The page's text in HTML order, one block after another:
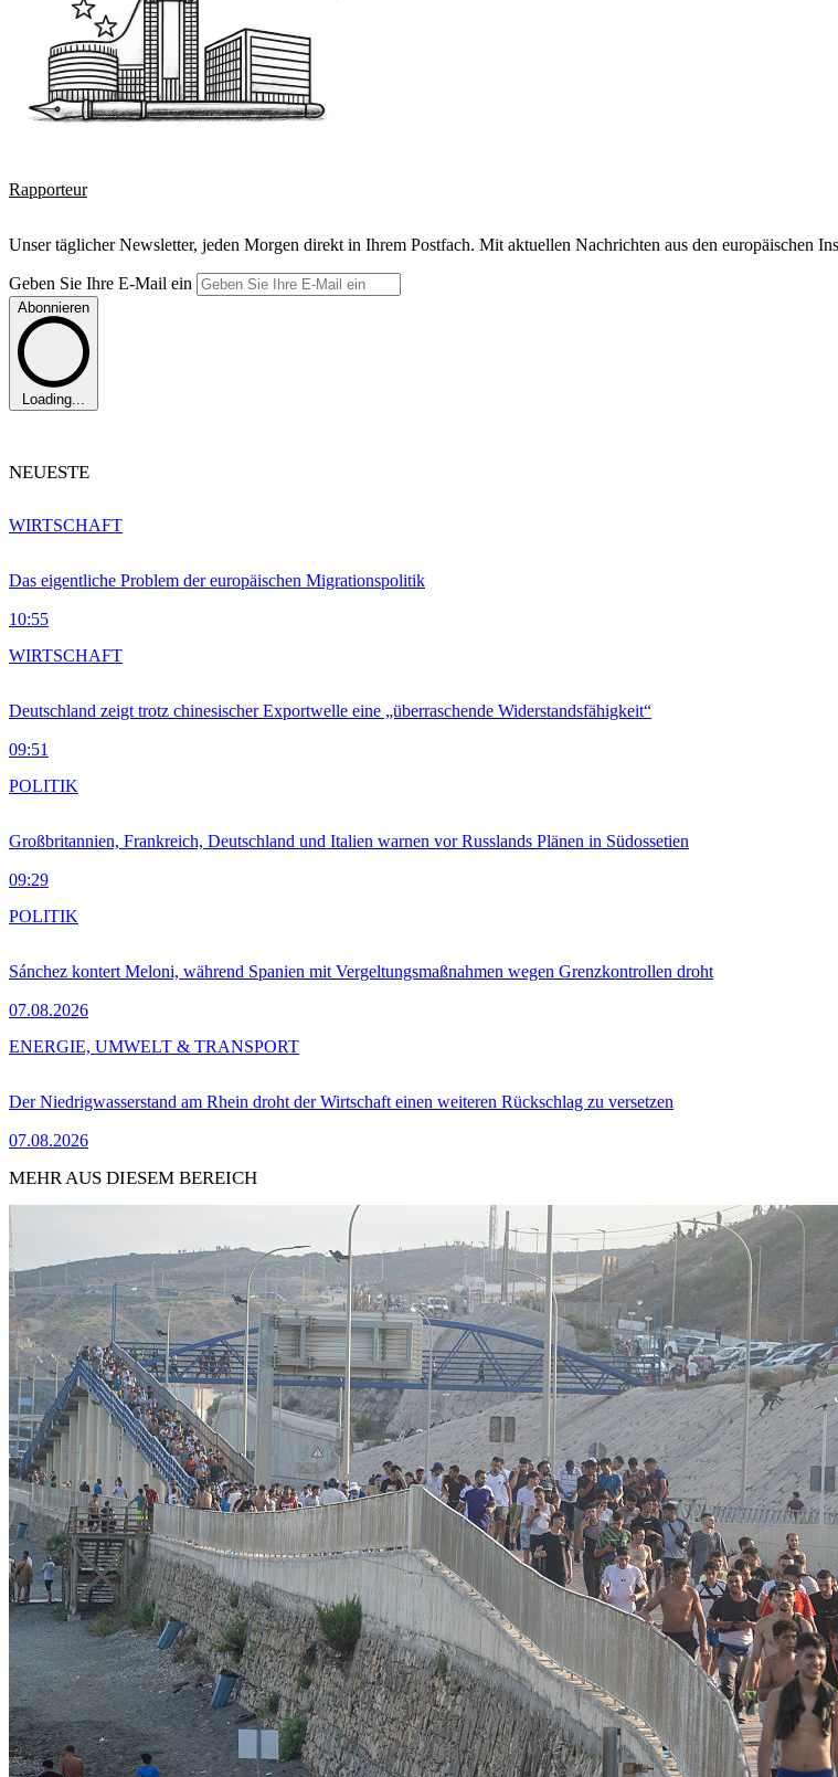
Rapporteur
Unser täglicher Newsletter, jeden Morgen direkt in Ihrem Postfach. Mit aktuellen Nachrichten aus den europäischen
Geben Sie Ihre E-Mail ein
Abonnieren
Loading...
NEUESTE
Das eigentliche Problem der europäischen Migrationspolitik
10:55
WIRTSCHAFT
Deutschland zeigt trotz chinesischer Exportwelle eine „überraschende Widerstandsfähigkeit“
09:51
WIRTSCHAFT
Großbritannien, Frankreich, Deutschland und Italien warnen vor Russlands Plänen in Südossetien
09:29
POLITIK
Sánchez kontert Meloni, während Spanien mit Vergeltungsmaßnahmen wegen Grenzkontrollen droht
07.08.2026
POLITIK
Der Niedrigwasserstand am Rhein droht der Wirtschaft einen weiteren Rückschlag zu versetzen
07.08.2026
ENERGIE, UMWELT & TRANSPORT
MEHR AUS DIESEM BEREICH